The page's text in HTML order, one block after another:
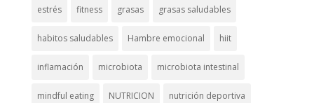
estrés fitness grasas grasas saludables
habitos saludables Hambre emocional hiit
inflamación microbiota microbiota intestinal
mindful eating NUTRICION nutrición deportiva